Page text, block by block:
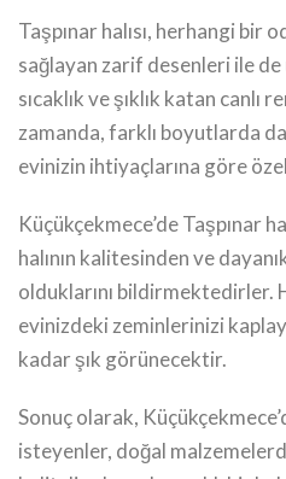
Taşpınar halısı, herhangi bir
sağlayan zarif desenleri ile de
sıcaklık ve şıklık katan canlı
zamanda, farklı boyutlarda
evinizin ihtiyaçlarına göre
Küçükçekmece’de Taşpınar
halının kalitesinden ve
olduklarını bildirmektedirler.
evinizdeki zeminlerinizi
kadar şık görünecektir.
Sonuç olarak,
isteyenler, doğal